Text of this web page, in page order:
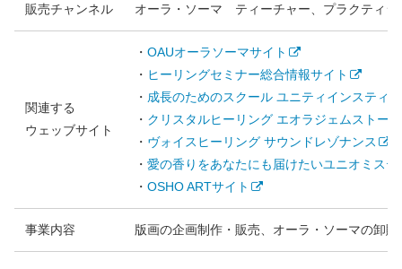
販売チャンネル オーラ・ソーマ ティーチャー、プラクティシ
関連する
ウェッブサイト
・ OAUオーラソーマサイト
・ ヒーリングセミナー総合情報サイト
・ 成長のためのスクール ユニティインスティ
・ クリスタルヒーリング エオラジェムストー
・ ヴォイスヒーリング サウンドレゾナンス
・ 愛の香りをあなたにも届けたいユニオミステ
・ OSHO ARTサイト
事業内容 版画の企画制作・販売、オーラ・ソーマの卸